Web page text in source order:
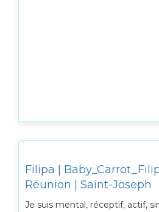
Filipa |
Réunion | Saint-Joseph
Je suis mental, réceptif, actif,